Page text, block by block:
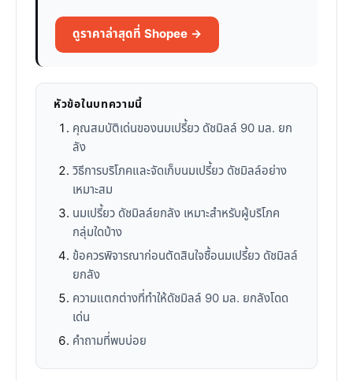
ดูราคาล่าสุดที่ Shopee →
หัวข้อในบทความนี้
คุณสมบัติเด่นของนมเปรี้ยว ดัชมิลล์ 90 มล. ยก
ลัง
วิธีการบริโภคและจัดเก็บนมเปรี้ยว ดัชมิลล์อย่าง
เหมาะสม
นมเปรี้ยว ดัชมิลล์ยกลัง เหมาะสำหรับผู้บริโภค
กลุ่มใดบ้าง
ข้อควรพิจารณาก่อนตัดสินใจซื้อนมเปรี้ยว ดัชมิลล์
ยกลัง
ความแตกต่างที่ทำให้ดัชมิลล์ 90 มล. ยกลังโดด
เด่น
คำถามที่พบบ่อย